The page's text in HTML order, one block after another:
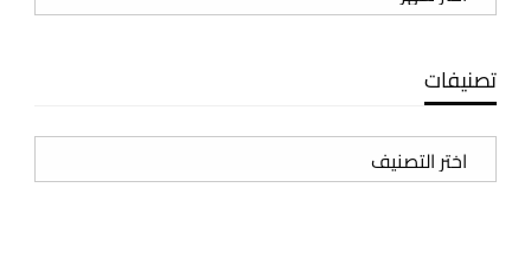
تصنيفات
تصنيفات